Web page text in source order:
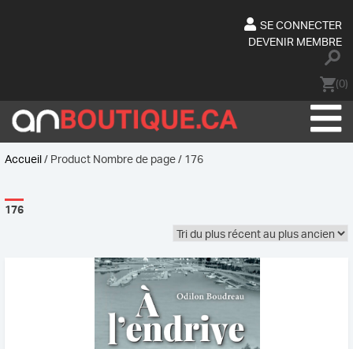
SE CONNECTER
DEVENIR MEMBRE
(0)
Accueil/ Product Nombre de page / 176
176